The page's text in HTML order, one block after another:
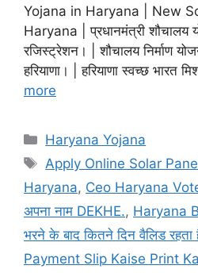
Yojana in Haryana | New
Haryana | प्रधानमंत्री शौचालय
रजिस्ट्रेशन। | शौचालय निर्माण
हरियाणा। | हरियाणा स्वच्छ भारत
more
Categories
Haryana Yojana
Tags
Apply Online Solar
Haryana, Ceo Haryana
अपना नाम DEKHE., Haryana
भरने के बाद कितने दिन वैलिड रहता
Payment Slip Kaise Print